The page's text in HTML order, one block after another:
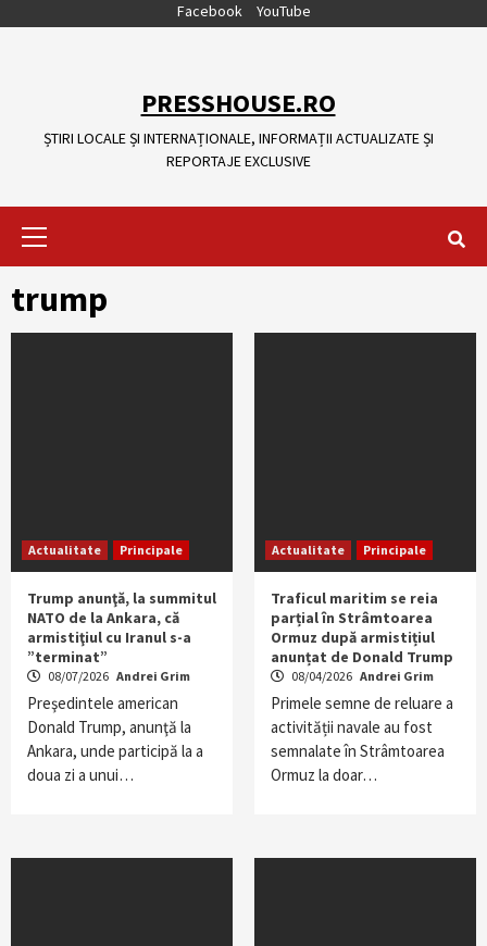
Facebook YouTube
PRESSHOUSE.RO
ȘTIRI LOCALE ȘI INTERNAȚIONALE, INFORMAȚII ACTUALIZATE ȘI
REPORTAJE EXCLUSIVE
trump
Actualitate Principale
Trump anunţă, la summitul
NATO de la Ankara, că
armistiţiul cu Iranul s-a
”terminat”
08/07/2026 Andrei Grim
Preşedintele american
Donald Trump, anunţă la
Ankara, unde participă la a
doua zi a unui…
Actualitate Principale
Traficul maritim se reia
parțial în Strâmtoarea
Ormuz după armistițiul
anunțat de Donald Trump
08/04/2026 Andrei Grim
Primele semne de reluare a
activității navale au fost
semnalate în Strâmtoarea
Ormuz la doar…